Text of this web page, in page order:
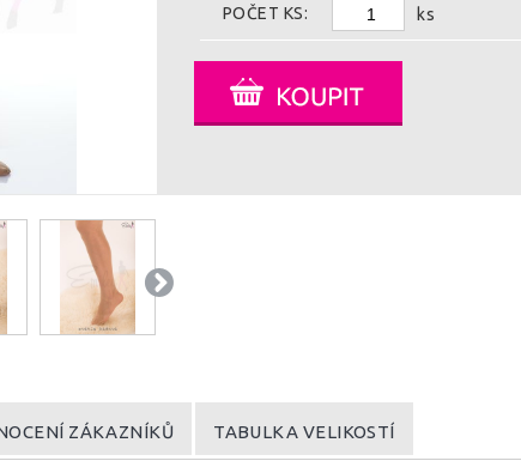
POČET KS: ks
ZÁKAZNÍKŮ TABULKA VELIKOSTÍ